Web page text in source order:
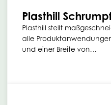
Plasthill
Plasthill stellt
alle
und einer Breite von…